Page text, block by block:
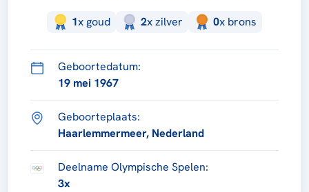
1x goud 2xzilver 0x brons
Geboortedatum:
19 mei 1967
Geboorteplaats:
Haarlemmermeer, Nederland
Deelname Olympische Spelen:
3x